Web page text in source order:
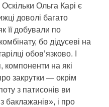
Ольга Карі є
доволі багато
її добували по
бо дідусеві на
обов’язково. І
компоненти на які
закрутки — окрім
з патисонів ви
баклажанів», і про